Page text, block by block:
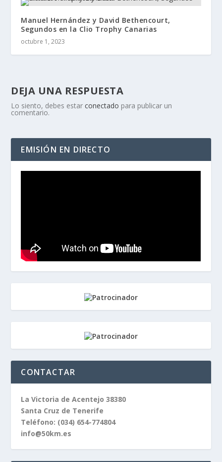
Manuel Hernández y David Bethencourt,
Segundos en la Clio Trophy Canarias
octubre 1, 2023
DEJA UNA RESPUESTA
Lo siento, debes estarconectado para publicar un
comentario.
EMISIÓN EN DIRECTO
CONTACTAR
La Victoria de Acentejo 38380
Santa Cruz de Tenerife
Teléfono: (034) 654-774804
info@50km.es